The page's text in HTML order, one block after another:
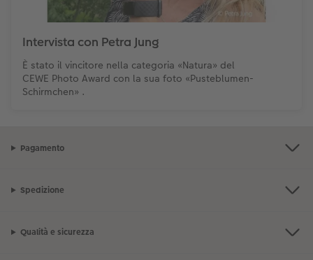
Intervista con Petra Jung
È stato il vincitore nella categoria «Natura» del
CEWE Photo Award con la sua foto «Pusteblumen-
Schirmchen» .
Pagamento
Spedizione
Qualità e sicurezza